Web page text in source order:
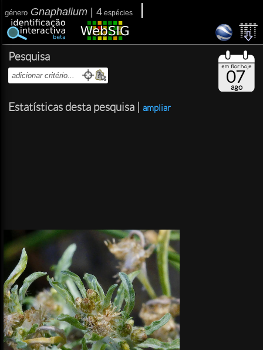
género Gnaphalium 4 espécies
Pesquisa
Estatísticas desta pesquisa | ampliar
07
ago